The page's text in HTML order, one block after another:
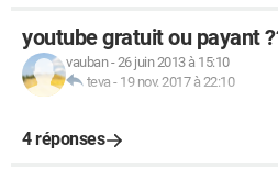
youtube gratuit ou payant
vauban-26 juin 2013 à 15:10
teva - 19 nov. 2017 à 22:10
4 réponses